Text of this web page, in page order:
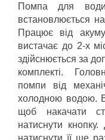
Помпа для
встановлюється
Працює від
вистачає до 2-х
здійснюється за
комплекті.
помпи від
холодною водою.
щоб накачати
натиснути
натиснути її ще